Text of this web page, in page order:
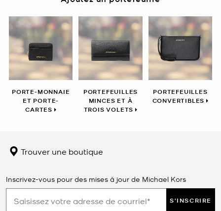
PORTE-MONNAIE
ET PORTE-
CARTES
PORTEFEUILLES
MINCES ET À
TROIS VOLETS
PORTEFEUILLES
CONVERTIBLES
Trouver une boutique
Inscrivez-vous pour des mises à jour de Michael Kors
S'INSCRIRE